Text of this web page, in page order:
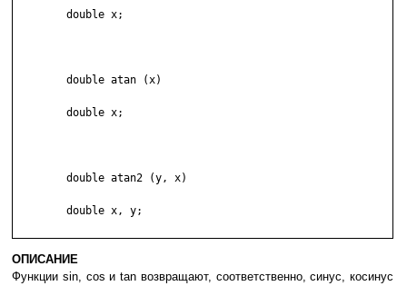
ОПИСАНИЕ
Функции sin, cos и tan возвращают, соответственно, синус, косинус